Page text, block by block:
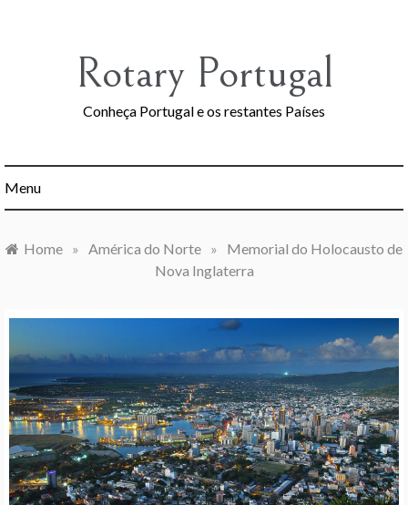
Rotary Portugal
Conheça Portugal e os restantes Países
Menu
Home » América do Norte »
Memorial do Holocausto de
Nova Inglaterra